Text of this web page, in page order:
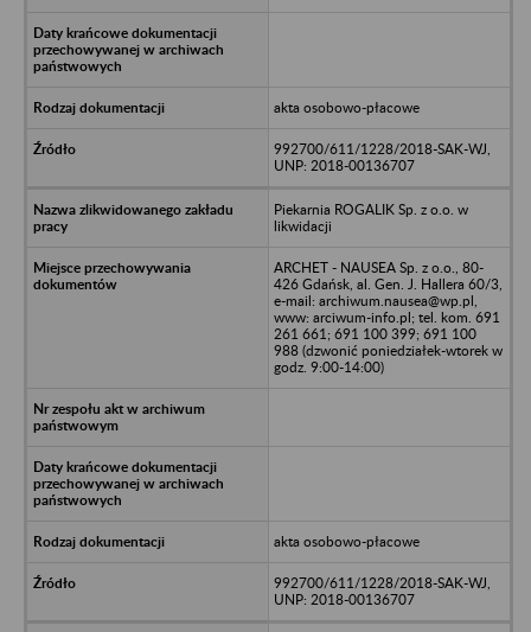
akta osobowo-płacowe
992700/611/1228/2018-SAK-WJ,
UNP: 2018-00136707
Piekarnia ROGALIK Sp. z o.o. w
likwidacji
ARCHET - NAUSEA Sp. z o.o., 80-
426 Gdańsk, al. Gen. J. Hallera 60/3,
e-mail: archiwum.nausea@wp.pl,
www: arciwum-info.pl; tel. kom. 691
261 661; 691 100 399; 691 100
988 (dzwonić poniedziałek-wtorek w
godz. 9:00-14:00)
akta osobowo-płacowe
992700/611/1228/2018-SAK-WJ,
UNP: 2018-00136707